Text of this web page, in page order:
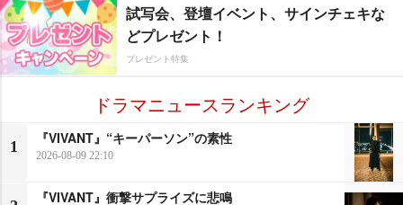
試写会、登壇イベント、サインチェキな
どプレゼント！
プレゼント特集
ドラマニュースランキング
1
『VIVANT』“キーパーソン”の素性
2026-08-09 22:10
『VIVANT』衝撃サプライズに悲鳴